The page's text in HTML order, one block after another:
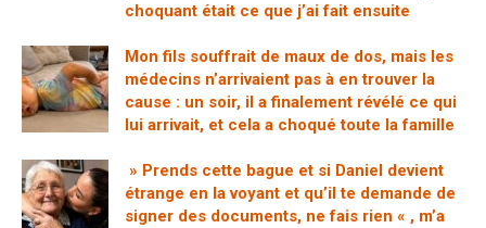
choquant était ce que j’ai fait ensuite
Mon fils souffrait de maux de dos, mais les
médecins n’arrivaient pas à en trouver la
cause : un soir, il a finalement révélé ce qui
lui arrivait, et cela a choqué toute la famille
» Prends cette bague et si Daniel devient
étrange en la voyant et qu’il te demande de
signer des documents, ne fais rien « , m’a